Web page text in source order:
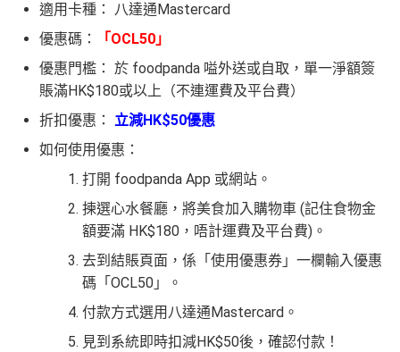
適用卡種： 八達通Mastercard
優惠碼：
「OCL50」
優惠門檻： 於 foodpanda 嗌外送或自取，單一淨額簽
賬滿HK$180或以上（不連運費及平台費）
折扣優惠： 立減HK$50優惠
如何使用優惠：
打開 foodpanda App 或網站。
揀選心水餐廳，將美食加入購物車 (記住食物金
額要滿 HK$180，唔計運費及平台費)。
去到結賬頁面，係「使用優惠券」一欄輸入優惠
碼「OCL50」。
付款方式選用八達通Mastercard。
見到系統即時扣減HK$50後，確認付款！